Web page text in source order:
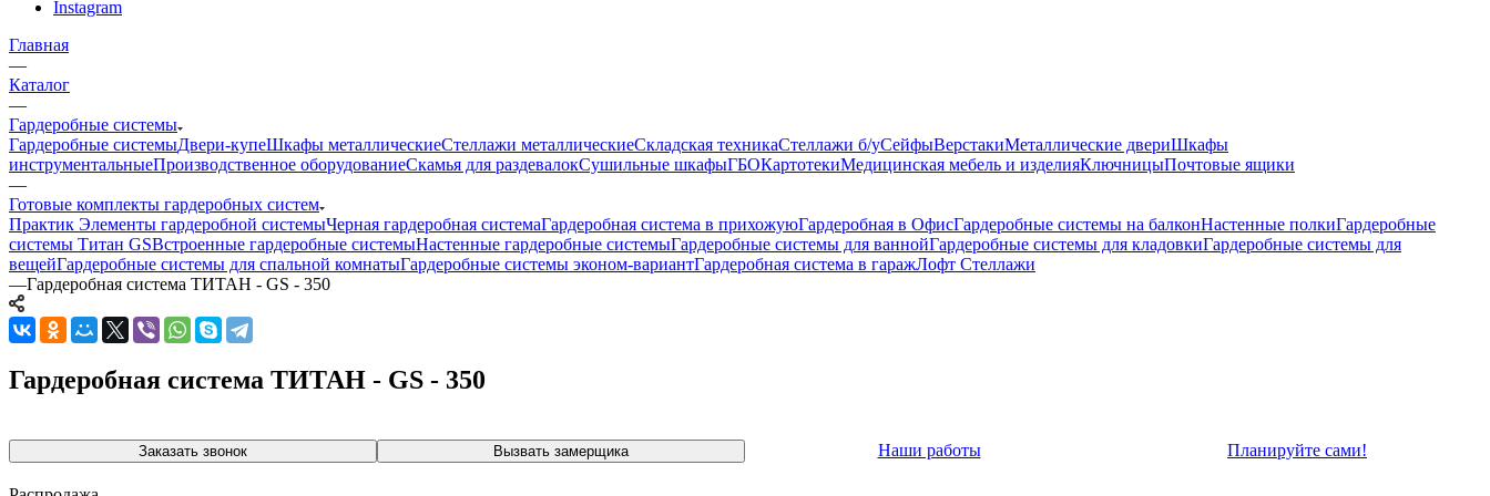
Instagram
Главная
—
Каталог
—
Гардеробные системы
Гардеробные системыДвери-купеШкафы металлическиеСтеллажи металлическиеСкладская техникаСтеллажи б/уСейфыВерстакиМеталлические двериШкафы
инструментальныеПроизводственное оборудованиеСкамья для раздевалокСушильные шкафыГБОКартотекиМедицинская мебель и изделияКлючницыПочтовые ящики
—
Готовые комплекты гардеробных систем
Практик Элементы гардеробной системыЧерная гардеробная системаГардеробная система в прихожуюГардеробная в ОфисГардеробные системы на балконНастенные полкиГардеробные
системы Титан GSВстроенные гардеробные системыНастенные гардеробные системыГардеробные системы для ваннойГардеробные системы для кладовкиГардеробные системы для
вещейГардеробные системы для спальной комнатыГардеробные системы эконом-вариантГардеробная система в гаражЛофт Стеллажи
—Гардеробная система ТИТАН - GS - 350
Гардеробная система ТИТАН - GS - 350
Заказать звонок Вызвать замерщика Наши работы Планируйте сами!